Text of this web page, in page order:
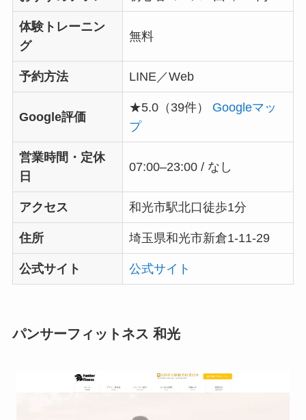
体験トレーニン
グ
無料
予約方法 LINE／Web
Google評価
★5.0（39件） Googleマッ
プ
営業時間・定休
日
07:00–23:00 / なし
アクセス 和光市駅北口徒歩1分
住所 埼玉県和光市新倉1-11-29
公式サイト 公式サイト
パンサーフィットネス 和光